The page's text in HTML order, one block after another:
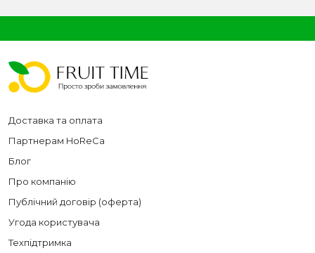
Доставка та оплата
Партнерам HoReCa
Блог
Про компанію
Публічний договір (оферта)
Угода користувача
Техпідтримка